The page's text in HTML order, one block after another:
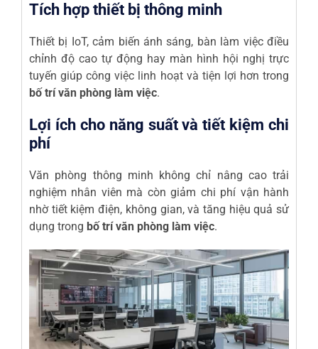
Tích hợp thiết bị thông minh
Thiết bị IoT, cảm biến ánh sáng, bàn làm việc điều
chỉnh độ cao tự động hay màn hình hội nghị trực
tuyến giúp công việc linh hoạt và tiện lợi hơn trong
bố trí văn phòng làm việc.
Lợi ích cho năng suất và tiết kiệm chi
phí
Văn phòng thông minh không chỉ nâng cao trải
nghiệm nhân viên mà còn giảm chi phí vận hành
nhờ tiết kiệm điện, không gian, và tăng hiệu quả sử
dụng trong bố trí văn phòng làm việc.